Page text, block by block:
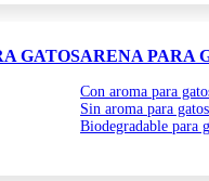
GATOSARENA PARA
Con aroma para
Sin aroma para gatos
Biodegradable para